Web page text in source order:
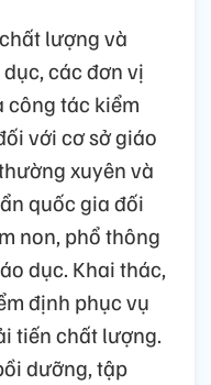
lượng và
các đơn vị
công tác kiểm
với cơ sở giáo
xuyên và
quốc gia đối
non, phổ thông
dục. Khai thác,
định phục vụ
tiến chất lượng.
dưỡng, tập